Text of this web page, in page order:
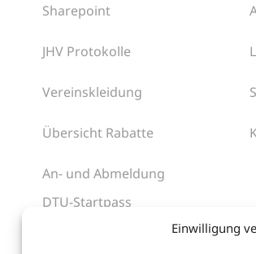
Einwilligung
Sharepoint
JHV Protokolle
Vereinskleidung
Übersicht Rabatte
An- und Abmeldung
DTU-Startpass